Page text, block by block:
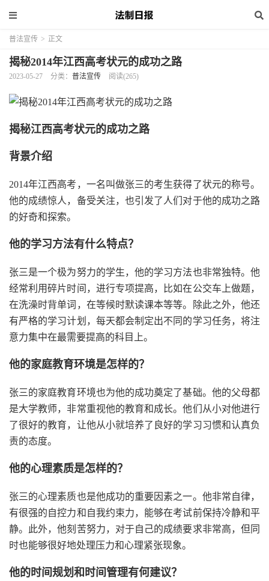
普法宣传 > 正文
揭秘2014年江西高考状元的成功之路
2023-05-27 分类： 普法宣传 阅读(265)
揭秘江西高考状元的成功之路
背景介绍
2014年江西高考，一名叫做张三的考生获得了状元的称号。
他的成绩惊人，备受关注，也引发了人们对于他的成功之路
的好奇和探索。
他的学习方法有什么特点？
张三是一个极为努力的学生，他的学习方法也非常独特。他
经常利用碎片时间，进行专项提高，比如在公交车上做题，
在洗澡时背单词，在等候时默读课本等等。除此之外，他还
有严格的学习计划，每天都会制定出不同的学习任务，将注
意力集中在最需要提高的科目上。
他的家庭教育环境是怎样的？
张三的家庭教育环境也为他的成功奠定了基础。他的父母都
是大学教师，非常重视他的教育和成长。他们从小对他进行
了很好的教育，让他从小就培养了良好的学习习惯和认真负
责的态度。
他的心理素质是怎样的？
张三的心理素质也是他成功的重要因素之一。他非常自律，
有很强的自控力和自我约束力，能够在考试前保持冷静和平
静。此外，他刻苦努力，对于自己的成绩要求非常高，但同
时也能够很好地处理压力和心理紧张现象。
他的时间规划和时间管理有何建议？